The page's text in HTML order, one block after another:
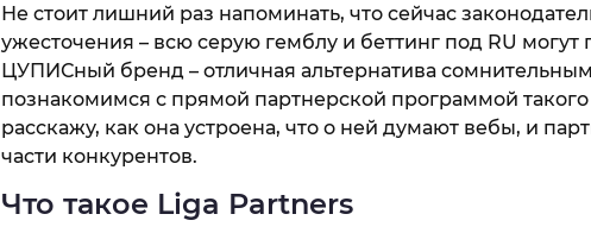
Не стоит лишний раз напоминать, что сейчас
ужесточения – всю серую гемблу и беттинг под RU
ЦУПИСный бренд – отличная альтернатива
познакомимся с прямой партнерской программой
расскажу, как она устроена, что о ней думают вебы, и
части конкурентов.
Что такое Liga Partners